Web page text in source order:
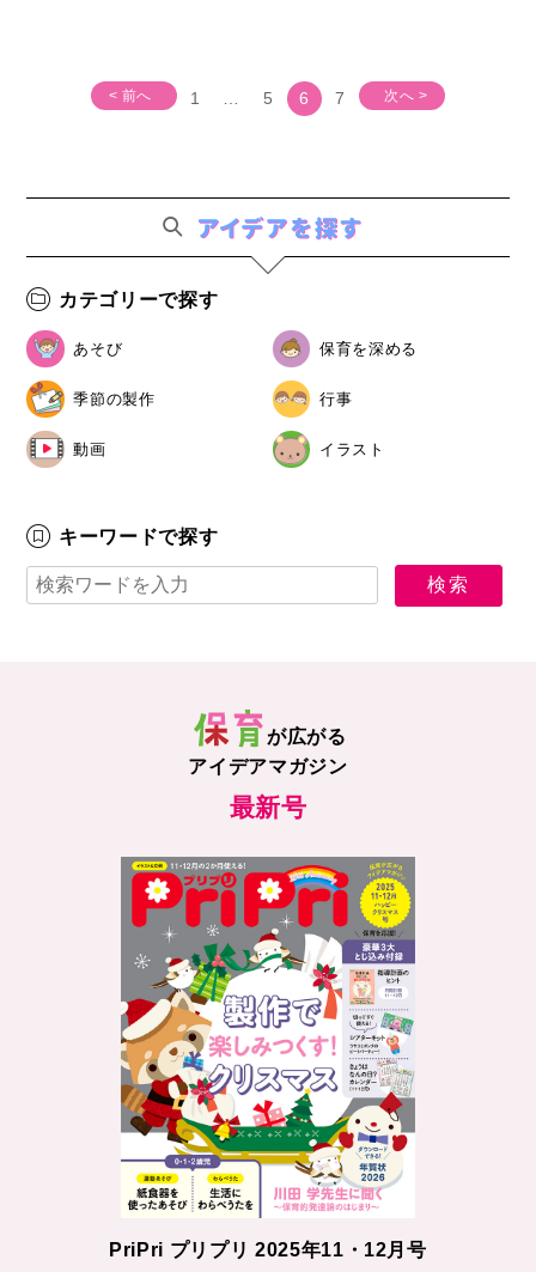
< 前へ 1 … 5 6 7 次へ >
カテゴリーで探す
あそび 保育を深める
季節の製作 行事
動画 イラスト
キーワードで探す
が広がる
アイデアマガジン
最新号
PriPri プリプリ 2025年11・12月号